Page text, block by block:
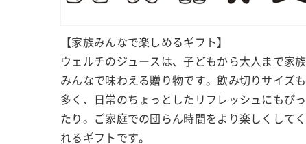
【家族みんなで楽しめるギフト】
ウェルチのジュースは、子どもから大人まで家族
みんなで味わえる贈り物です。飲み切りサイズも
多く、日常のちょっとしたリフレッシュにもぴっ
たり。ご家庭での団らん時間をより楽しくしてく
れるギフトです。